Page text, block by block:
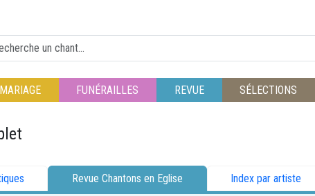
MARIAGE FUNÉRAILLES REVUE SÉLECTIONS
Revue Chantons en Eglise Index par artiste